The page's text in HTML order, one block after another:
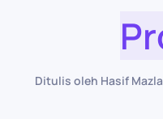
Ditulis oleh Hasif